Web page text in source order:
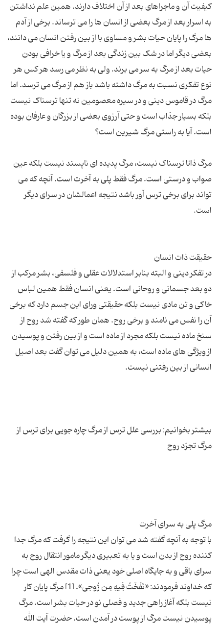
کیفیت آن و ماجراهای بعد از آن اختلاف دارند. همین علم نداشتن
به اسرار بعد از مرگ بعضی از انسان ها را می ترساند. برخی از آدم
ها مرگ را پایان حیات بشر و مساوی با از بین رفتن انسان می دانند،
بعضی دیگر اما در شک بین زندگی بعد از مرگ و یا خرافی بودن
حیات بعد از مرگ به سر می برند. ولی به نظر می رسد هر کس هر
نوع تفکری نسبت به مرگ داشته باشد باز هم از مرگ می ترسد. اما
مرگ در قاموس دینی و در سیره معصومین نه تنها ترسناک نیست
بلکه بسیار جذاب است و حتی آرزوی بعضی از بزرگان و عارفان بوده
مرگ ذاتا ترسناک نیست، مرگ پدیده ای ناپسند نیست بلکه عین
صواب و درستی است. مرگ فقط پلی به آخرت است. آنچه که می
تواند برای برخی ترس آور باشد نتیجه اعمالشان در سرای دیگر
در تفکر دینی و البته بنابر استدلالات عقلی و فلسفی، بشر مرکب از
دو بعد جسمانی و روحانی است. یعنی انسان فقط همین لباس
خاکی و تن مادی نیست بلکه حقیقتی ورای این جسم دارد که برخی
آن را نفس می نامند و برخی روح. همان طور که گفته شد روح از
سنخ ماده نیست بلکه مجرد از ماده است و از بین رفتن و پوسیدن
از ویژگی های ماده است، به همین دلیل می توان گفت بعد اصیل
بیشتر بخوانیم: بررسی علل ترس از مرگ چاره جویی برای ترس از
با توجه به آنچه گفته شد می توان این نتیجه را گرفت که مرگ جدا
کننده روح از بدن است و یا به تعبیری دیگر مامور انتقال روح به
سرای باقی و به جایگاه اصلی خود یعنی ذات مقدس الهی است چرا
که خداوند فرمودند: «نَفَخْتُ فِیهِ مِن رُّوحِی». [1] مرگ پایان کار
نیست بلکه آغاز راهی جدید و فصلی نو در حیات بشر است. مرگ
پوسیدن نیست مرگ از پوست در آمدن است. حضرت آیت الله